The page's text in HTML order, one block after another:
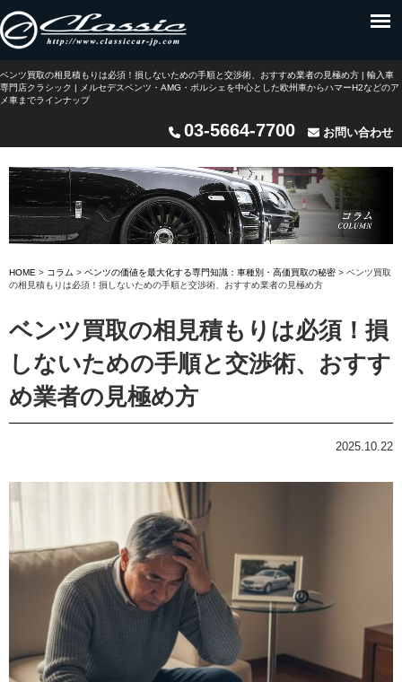
ベンツ買取の相見積もりは必須！損しないための手順と交渉術、おすすめ業者の見極め方 | 輸入車
専門店クラシック | メルセデスベンツ・AMG・ポルシェを中心とした欧州車からハマーH2などのア
メ車までラインナップ
03-5664-7700 お問い合わせ
HOME > コラム > ベンツの価値を最大化する専門知識：車種別・高価買取の秘密 > ベンツ買取
の相見積もりは必須！損しないための手順と交渉術、おすすめ業者の見極め方
ベンツ買取の相見積もりは必須！損
しないための手順と交渉術、おすす
め業者の見極め方
2025.10.22